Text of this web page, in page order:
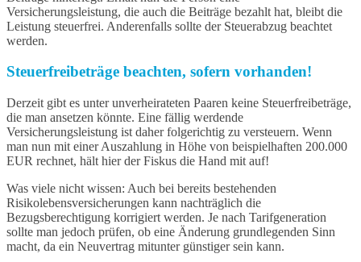
Versicherungsleistung, die auch die Beiträge bezahlt hat, bleibt die
Leistung steuerfrei. Anderenfalls sollte der Steuerabzug beachtet
werden.
Steuerfreibeträge beachten, sofern vorhanden!
Derzeit gibt es unter unverheirateten Paaren keine Steuerfreibeträge,
die man ansetzen könnte. Eine fällig werdende
Versicherungsleistung ist daher folgerichtig zu versteuern. Wenn
man nun mit einer Auszahlung in Höhe von beispielhaften 200.000
EUR rechnet, hält hier der Fiskus die Hand mit auf!
Was viele nicht wissen: Auch bei bereits bestehenden
Risikolebensversicherungen kann nachträglich die
Bezugsberechtigung korrigiert werden. Je nach Tarifgeneration
sollte man jedoch prüfen, ob eine Änderung grundlegenden Sinn
macht, da ein Neuvertrag mitunter günstiger sein kann.